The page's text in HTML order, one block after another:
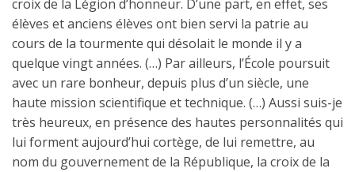
croix de la Légion d’honneur. D’une part, en effet, ses
élèves et anciens élèves ont bien servi la patrie au
cours de la tourmente qui désolait le monde il y a
quelque vingt années. (…) Par ailleurs, l’École poursuit
avec un rare bonheur, depuis plus d’un siècle, une
haute mission scientifique et technique. (…) Aussi suis-je
très heureux, en présence des hautes personnalités qui
lui forment aujourd’hui cortège, de lui remettre, au
nom du gouvernement de la République, la croix de la